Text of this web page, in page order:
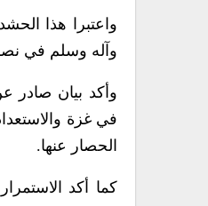
واعتبرا هذا
وآله وسلم في
وأكد بيان صادر
في غزة
الحصار عنها.
كما أكد